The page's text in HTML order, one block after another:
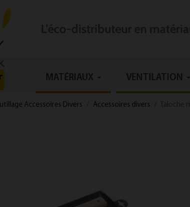
MATÉRIAUX VENTILATION
Accessoires Divers Accessoires divers